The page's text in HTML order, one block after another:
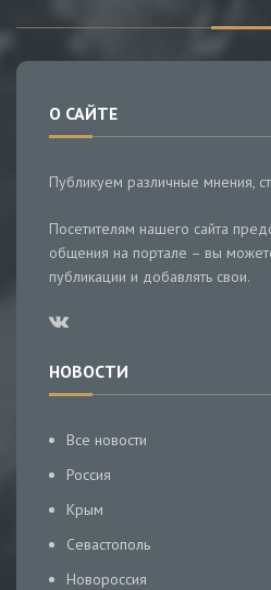
О САЙТЕ
Публикуем различные мнения,
Посетителям нашего сайта
общения на портале – вы
публикации и добавлять свои.
НОВОСТИ
Все новости
Россия
Крым
Севастополь
Новороссия